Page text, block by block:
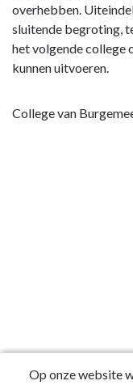
overhebben.
sluitende begroting,
het volgende college
kunnen uitvoeren.
College van
Op onze website